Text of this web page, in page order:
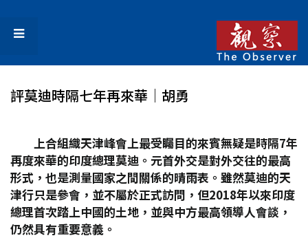
評莫迪時隔七年再來華│胡勇
上合組織天津峰會上最受矚目的來賓無疑是時隔7年
再度來華的印度總理莫迪。元首外交是對外交往的最高
形式，也是測量國家之間關係的晴雨表。雖然莫迪的天
津行只是參會，並不屬於正式訪問，但2018年以來印度
總理首次踏上中國的土地，並與中方最高領導人會談，
仍然具有重要意義。